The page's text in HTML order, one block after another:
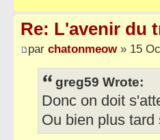
Re: L'avenir du
par chatonmeow» 15
greg59 Wrote:
Donc on doit
Ou bien plus tard